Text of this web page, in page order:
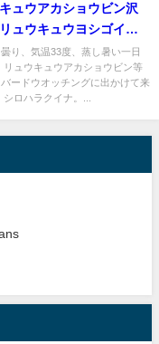
ュウアカショウビン沢
ュウキュウヨシゴイ、
サシ等などをバードウ
グ。
り、気温33度、蒸し暑い一日
リュウキュウアカショウビン等
ードウオッチングに出かけて来
シロハラクイナ。...